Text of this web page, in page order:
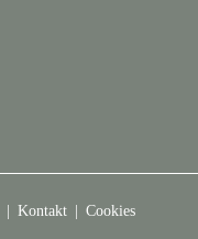
Kontakt Cookies